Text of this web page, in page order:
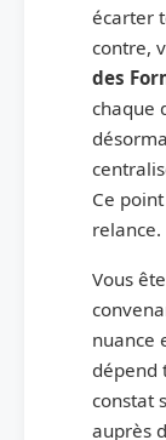
écarter
contre,
des
chaque
Ce
relance.
Vous
nuance
dépend
constat
auprès